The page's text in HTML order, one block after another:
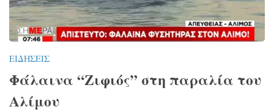
ΕΙΔΉΣΕΙΣ
Φάλαινα “Ζιφιός” στη παραλία του
Αλίμου